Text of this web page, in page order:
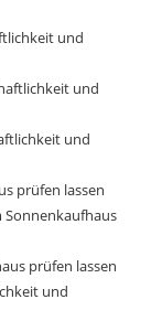
und
und
und
prüfen lassen
Sonnenkaufhaus
prüfen lassen
und